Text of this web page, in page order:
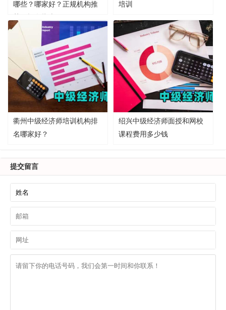
哪些？哪家好？正规机构推
培训
衢州中级经济师培训机构排
名哪家好？
绍兴中级经济师面授和网校
课程费用多少钱
提交留言